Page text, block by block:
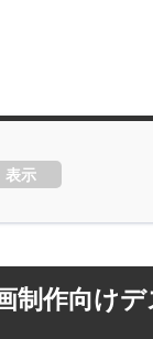
表示
制作向け